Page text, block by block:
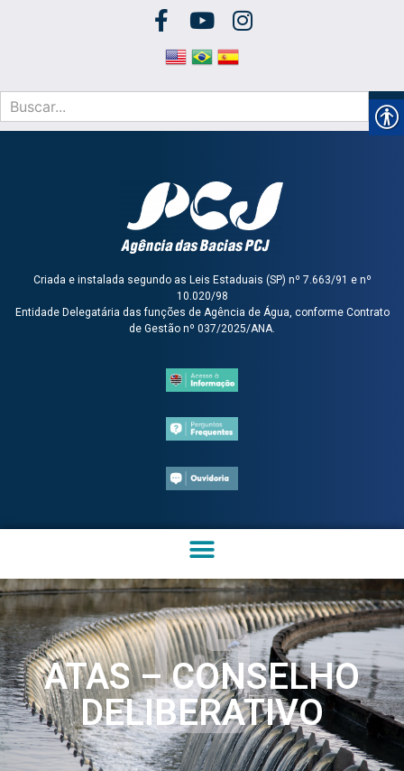
Criada e instalada segundo as Leis Estaduais (SP) nº 7.663/91 e nº
10.020/98
Entidade Delegatária das funções de Agência de Água, conforme Contrato
de Gestão nº 037/2025/ANA.
ATAS – CONSELHO
DELIBERATIVO